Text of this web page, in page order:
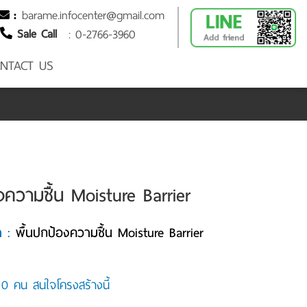
: barame.infocenter@gmail.com
Sale Call : 0-2766-3960
US
วามชื้น Moisture Barrier
:พื้นปกป้องความชื้น Moisture Barrier
คน สนใจโครงสร้างนี้